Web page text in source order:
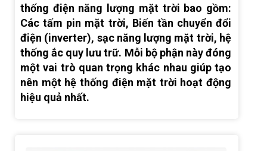
thống điện năng lượng mặt trời bao gồm:
Các tấm pin mặt trời, Biến tần chuyển đổi
điện (inverter), sạc năng lượng mặt trời, hệ
thống ắc quy lưu trữ. Mỗi bộ phận này đóng
một vai trò quan trọng khác nhau giúp tạo
nên một hệ thống điện mặt trời hoạt động
hiệu quả nhất.